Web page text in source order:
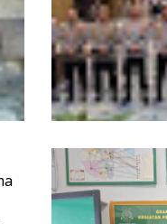
Kapolda Aceh